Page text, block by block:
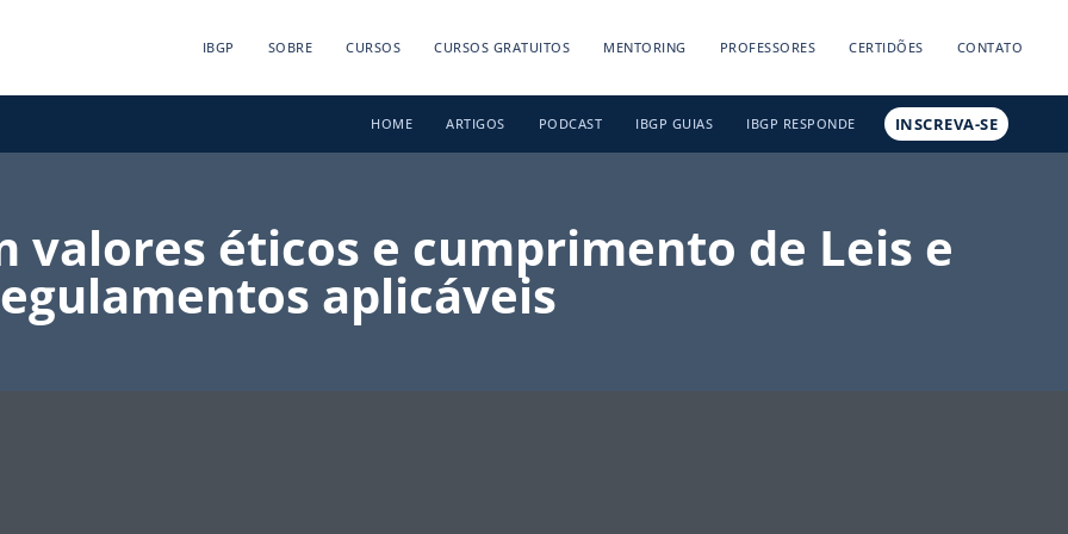
IBGP SOBRE CURSOS CURSOS GRATUITOS MENTORING PROFESSORES CERTIDÕES CONTATO
HOME ARTIGOS PODCAST IBGP GUIAS IBGP RESPONDE INSCREVA-SE
valores éticos e cumprimento de Leis e
aplicáveis